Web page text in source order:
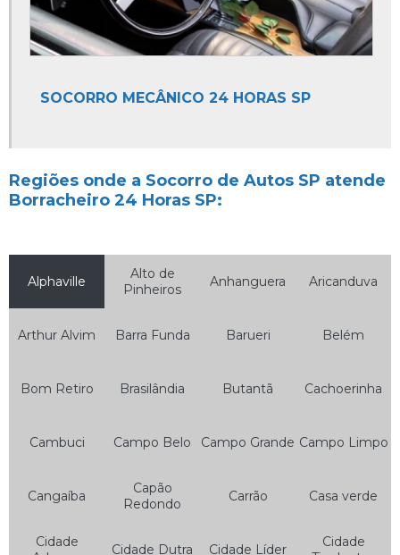
Auto Socorro de Carro
Auto Socorro de Moto
Auto Socorro Elétrico
Auto Socorro Elétrico para Carros
Auto Socorro para Motos
Guincho Auto Socorro 24 Horas
Serviço de Auto Socorro 24 Horas
Serviço de Auto Socorro Borracharia
Serviço de Auto Socorro de Moto
SOCORRO MECÂNICO 24 HORAS SP
Regiões onde a Socorro de Autos SP atende
Borracheiro 24 Horas SP:
Alphaville
Alto de
Pinheiros
Anhanguera Aricanduva
Arthur Alvim Barra Funda Barueri Belém
Bom Retiro Brasilândia Butantã Cachoerinha
Cambuci Campo Belo Campo Grande Campo Limpo
Cangaíba
Capão
Redondo
Carrão Casa verde
Cidade
Cidade Dutra Cidade Líder
Cidade